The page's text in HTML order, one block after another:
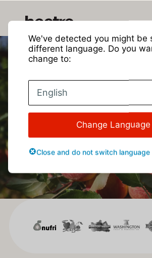
Blog di
We've detected you might be
different language. Do you
change to:
English
Change Language
Close and do not switch language